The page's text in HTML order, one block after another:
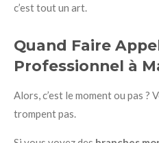
c’est tout un art.
Quand Faire
Professionnel à
Alors, c’est le moment ou pas ?
trompent pas.